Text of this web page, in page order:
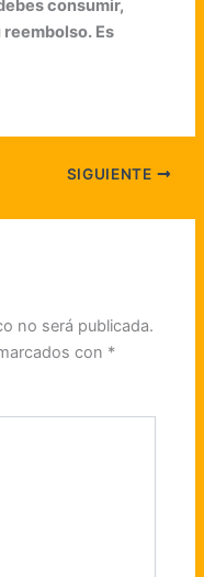
consumir,
Es
SIGUIENTE
no será publicada.
con *